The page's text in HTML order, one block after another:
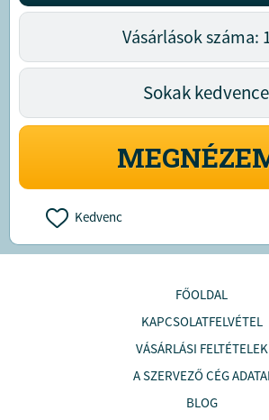
Vásárlások száma:
Sokak kedvence
Kedvenc
FŐOLDAL
KAPCSOLATFELVÉTEL
VÁSÁRLÁSI FELTÉTELEK
A SZERVEZŐ CÉG ADATAI
BLOG